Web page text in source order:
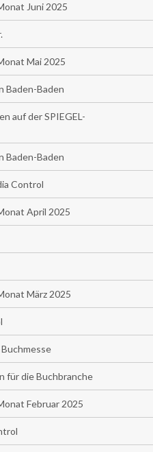
Juni 2025
Mai 2025
Baden-Baden
auf der SPIEGEL-
Baden-Baden
Control
April 2025
März 2025
für die Buchbranche
Februar 2025